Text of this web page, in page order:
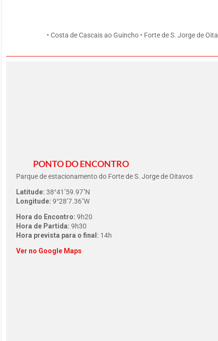
• Costa de Cascais ao Guincho • Forte de S. Jorge de
PONTO DO ENCONTRO
Parque de estacionamento do Forte de S. Jorge de Oitavos
Latitude: 38°41’59.97″N
Longitude: 9°28’7.36″W
Hora do Encontro: 9h20
Hora de Partida: 9h30
Hora prevista para o final: 14h
Ver no Google Maps